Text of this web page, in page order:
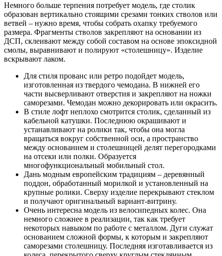
Немного больше терпения потребует модель, где столик
образован вертикально стоящими срезами тонких стволов или
ветвей – нужно время, чтобы собрать охапку требуемого
размера. Фрагменты стволов закрепляют на основании из
ДСП, склеивают между собой составом на основе эпоксидной
смолы, выравнивают и полируют «столешницу». Изделие
вскрывают лаком.
Для стиля прованс или ретро подойдет модель,
изготовленная из твердого чемодана. В нижней его
части высверливают отверстия и закрепляют на ножки
саморезами. Чемодан можно декорировать или окрасить.
В стиле лофт неплохо смотрится столик, сделанный из
кабельной катушки. Последнюю окрашивают и
устанавливают на ролики так, чтобы она могла
вращаться вокруг собственной оси, а пространство
между основанием и столешницей делят перегородками
на отсеки или полки. Образуется
многофункциональный мобильный стол.
Дань модным европейским традициям – деревянный
поддон, обработанный морилкой и установленный на
крупные ролики. Сверху изделие перекрывают стеклом
и получают оригинальный вариант-витрину.
Очень интересна модель из велосипедных колес. Она
немного сложнее в реализации, так как требует
некоторых навыком по работе с металлом. Дуги служат
основанием сложной формы, к которым и закрепляют
саморезами столешницу. Последняя изготавливается из